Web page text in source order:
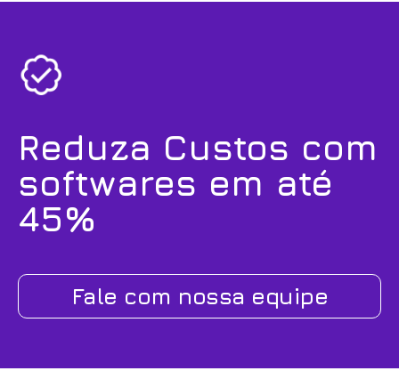
Reduza Custos com
softwares em até
45%
Fale com nossa equipe